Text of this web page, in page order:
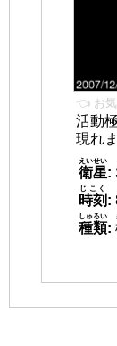
👈 お気
活動
現れ
衛星
えいせい
:
時刻
じこく
:
種類
しゅるい
: